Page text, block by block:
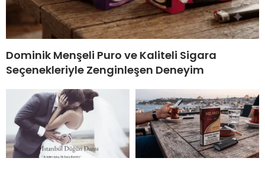
Dominik Menşeli Puro ve Kaliteli Sigara
Seçenekleriyle Zenginleşen Deneyim